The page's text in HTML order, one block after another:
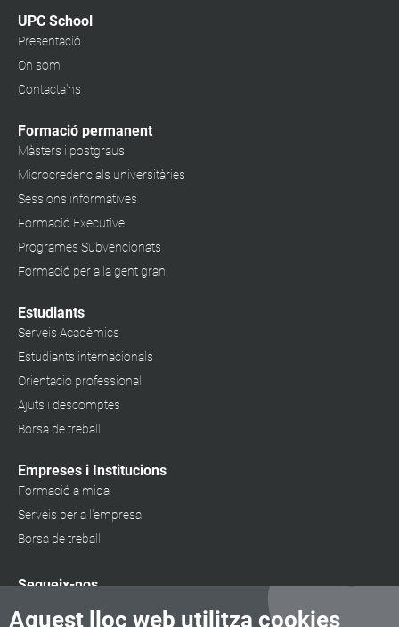
Aquest lloc web utilitza cookies
UPC School
Presentació
On som
Contacta'ns
Formació permanent
Màsters i postgraus
Microcredencials universitàries
Sessions informatives
Formació Executive
Programes Subvencionats
Formació per a la gent gran
Estudiants
Serveis Acadèmics
Estudiants internacionals
Orientació professional
Ajuts i descomptes
Borsa de treball
Empreses i Institucions
Formació a mida
Serveis per a l'empresa
Borsa de treball
Segueix-nos